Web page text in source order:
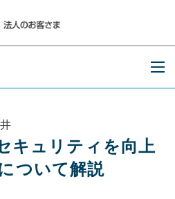
キュリティを向上
ついて解説